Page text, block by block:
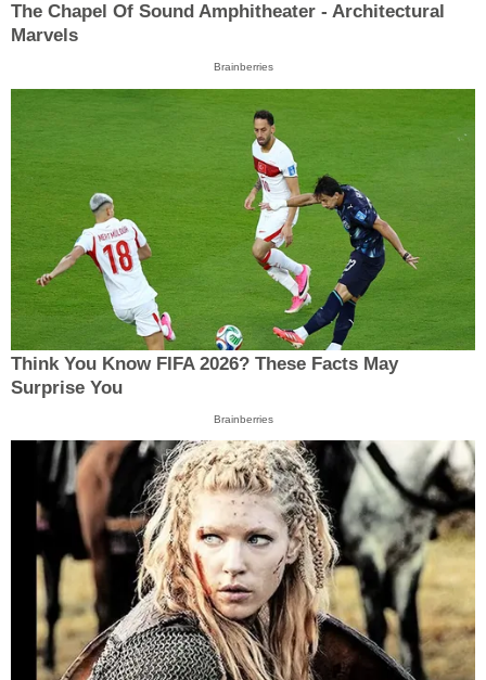
The Chapel Of Sound Amphitheater - Architectural
Marvels
Brainberries
Think You Know FIFA 2026? These Facts May
Surprise You
Brainberries